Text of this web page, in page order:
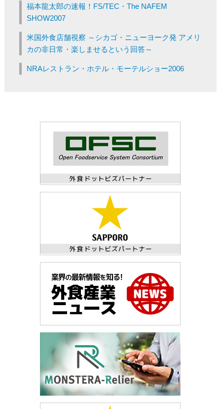
福本龍太郎の速報！FS/TEC・The NAFEM
SHOW2007
米国外食店舗視察 ～シカゴ・ニューヨーク発 アメリ
カの非日常・楽しませるという回答～
NRAレストラン・ホテル・モーテルショー2006